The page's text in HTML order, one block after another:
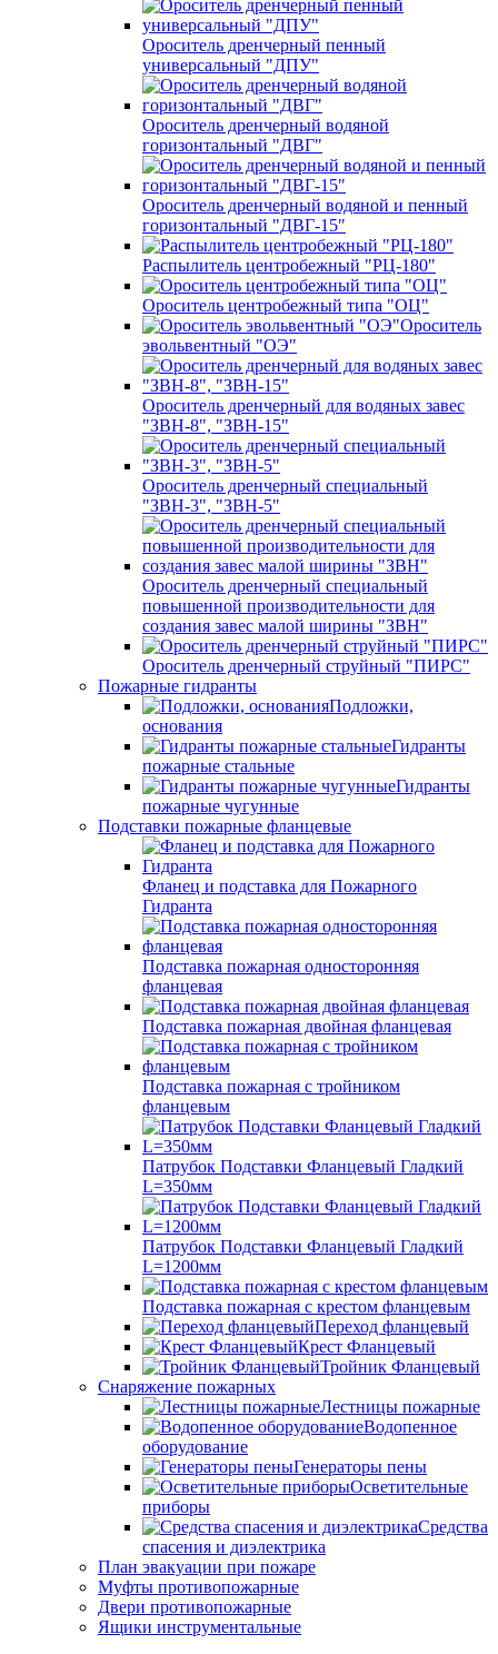
Ороситель дренчерный пенный
универсальный "ДПУ"
Ороситель дренчерный водяной
горизонтальный "ДВГ"
Ороситель дренчерный водяной и пенный
горизонтальный "ДВГ-15"
Распылитель центробежный "РЦ-180"
Ороситель центробежный типа "ОЦ"
Ороситель
эвольвентный "ОЭ"
Ороситель дренчерный для водяных завес
"ЗВН-8", "ЗВН-15"
Ороситель дренчерный специальный
"ЗВН-3", "ЗВН-5"
Ороситель дренчерный специальный
повышенной производительности для
создания завес малой ширины "ЗВН"
Ороситель дренчерный струйный "ПИРС"
Пожарные гидранты
Подложки,
основания
Гидранты
пожарные стальные
Гидранты
пожарные чугунные
Подставки пожарные фланцевые
Фланец и подставка для Пожарного
Гидранта
Подставка пожарная односторонняя
фланцевая
Подставка пожарная двойная фланцевая
Подставка пожарная с тройником
фланцевым
Патрубок Подставки Фланцевый Гладкий
L=350мм
Патрубок Подставки Фланцевый Гладкий
L=1200мм
Подставка пожарная с крестом фланцевым
Переход фланцевый
Крест Фланцевый
Тройник Фланцевый
Снаряжение пожарных
Лестницы пожарные
Водопенное
оборудование
Генераторы пены
Осветительные
приборы
Средства
спасения и диэлектрика
План эвакуации при пожаре
Муфты противопожарные
Двери противопожарные
Ящики инструментальные